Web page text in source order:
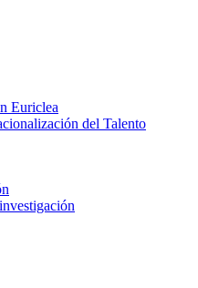
Euriclea
del Talento